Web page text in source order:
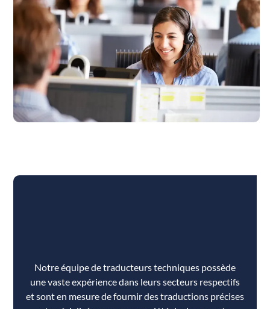
Notre équipe de traducteurs techniques possède
une vaste expérience dans leurs secteurs respectifs
et sont en mesure de fournir des traductions précises